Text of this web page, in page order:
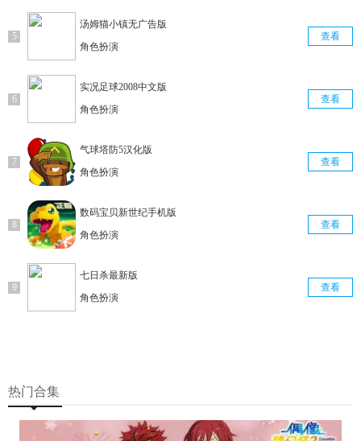
汤姆猫小镇无广告版
角色扮演
查看
实况足球2008中文版
角色扮演
查看
气球塔防5汉化版
角色扮演
查看
数码宝贝新世纪手机版
角色扮演
查看
七日杀最新版
角色扮演
查看
热门合集